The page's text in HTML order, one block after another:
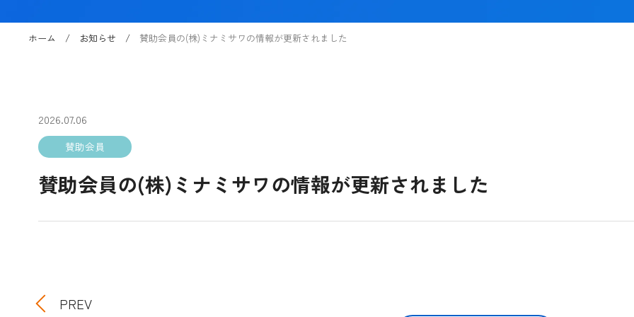
ホーム お知らせ 賛助会員の(株)ミナミサワの情報が更新されました
2026.07.06
賛助会員
賛助会員の(株)ミナミサワの情報が更新されました
PREV